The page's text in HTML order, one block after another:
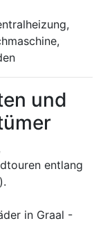
und
entlang
in Graal -